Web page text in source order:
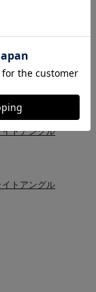
トアングル
トアングル
トアングル